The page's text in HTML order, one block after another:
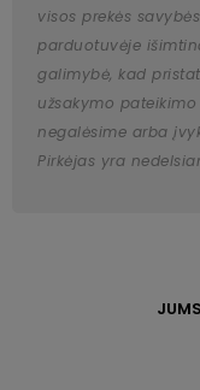
visos prekės
parduotuvėje
galimybė, kad
užsakymo
negalėsime arba
Pirkėjas yra